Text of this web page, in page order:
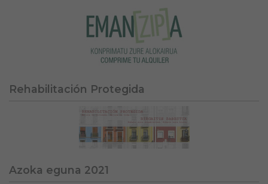
Rehabilitación Protegida
Azoka eguna 2021